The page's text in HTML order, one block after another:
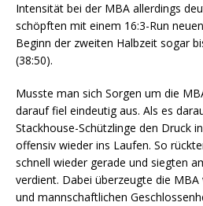
Intensität bei der MBA allerdings
schöpften mit einem 16:3-Run
Beginn der zweiten Halbzeit sogar
(38:50).
Musste man sich Sorgen um die
darauf fiel eindeutig aus. Als es
Stackhouse-Schützlinge den Druck
offensiv wieder ins Laufen. So
schnell wieder gerade und siegten
verdient. Dabei überzeugte die
und mannschaftlichen